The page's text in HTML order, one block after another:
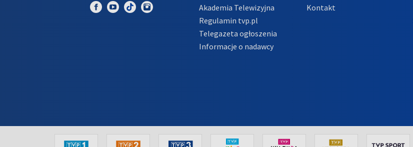
Akademia Telewizyjna
Regulamin tvp.pl
Telegazeta ogłoszenia
Informacje o nadawcy
Kontakt